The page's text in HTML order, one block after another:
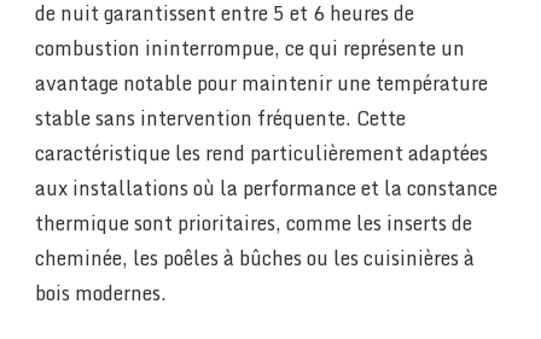
de nuit garantissent entre 5 et 6 heures de
combustion ininterrompue, ce qui représente un
avantage notable pour maintenir une température
stable sans intervention fréquente. Cette
caractéristique les rend particulièrement adaptées
aux installations où la performance et la constance
thermique sont prioritaires, comme les inserts de
cheminée, les poêles à bûches ou les cuisinières à
bois modernes.